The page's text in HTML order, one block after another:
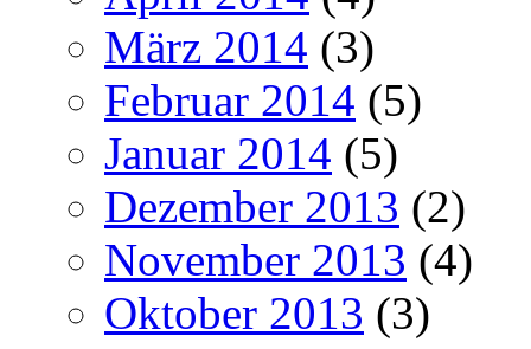
März 2014 (3)
Februar 2014 (5)
Januar 2014 (5)
Dezember 2013 (2)
November 2013 (4)
Oktober 2013 (3)